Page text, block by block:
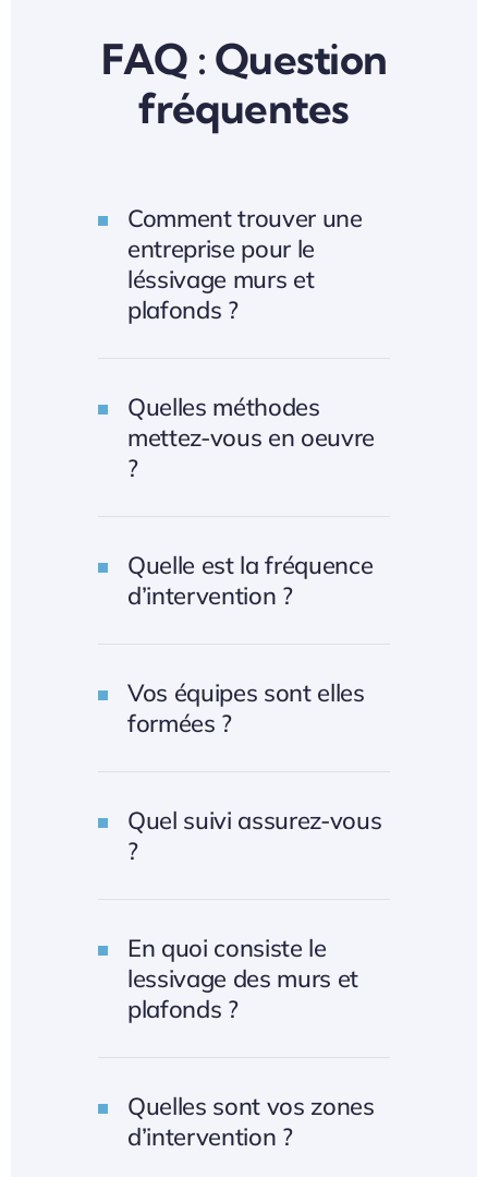
FAQ : Question
fréquentes
Comment trouver une
entreprise pour le
léssivage murs et
plafonds ?
Quelles méthodes
mettez-vous en oeuvre
?
Quelle est la fréquence
d’intervention ?
Vos équipes sont elles
formées ?
Quel suivi assurez-vous
?
En quoi consiste le
lessivage des murs et
plafonds ?
Quelles sont vos zones
d’intervention ?